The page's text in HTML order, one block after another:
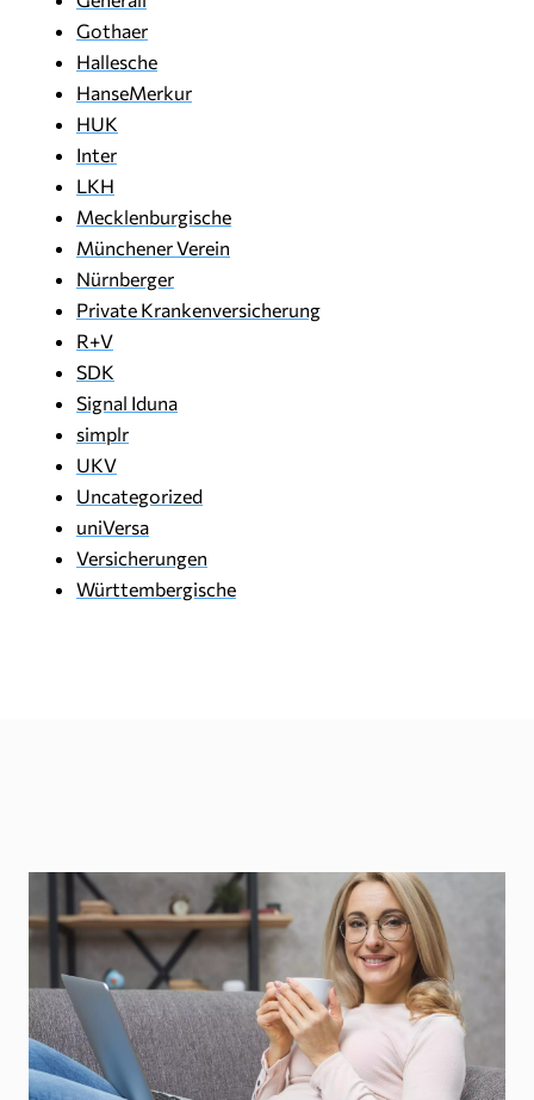
Gothaer
Hallesche
HanseMerkur
HUK
Inter
LKH
Mecklenburgische
Münchener Verein
Nürnberger
Private Krankenversicherung
R+V
SDK
Signal Iduna
simplr
UKV
Uncategorized
uniVersa
Versicherungen
Württembergische